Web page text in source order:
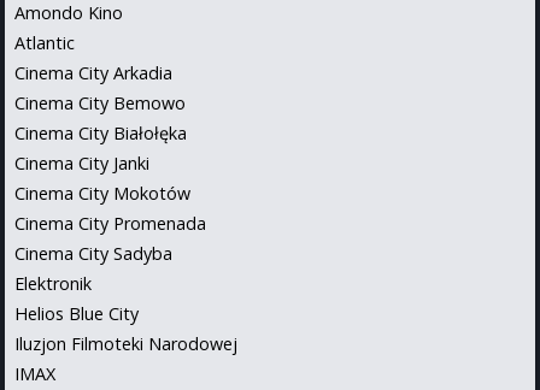
Amondo Kino
Atlantic
Cinema City Arkadia
Cinema City Bemowo
Cinema City Białołęka
Cinema City Janki
Cinema City Mokotów
Cinema City Promenada
Cinema City Sadyba
Elektronik
Helios Blue City
Iluzjon Filmoteki Narodowej
IMAX